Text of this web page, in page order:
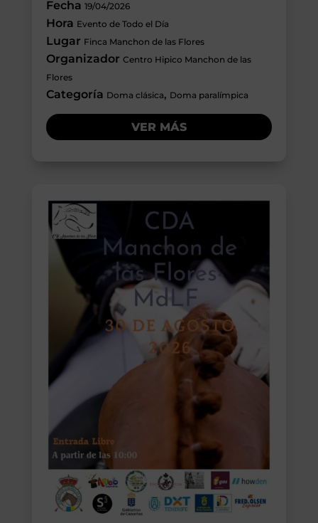
Fecha 19/04/2026
Hora Evento de Todo el Día
Lugar Finca Manchon de las Flores
Organizador Centro Hipico Manchon de las
Flores
Categoría Doma clásica, Doma paralímpica
VER MÁS